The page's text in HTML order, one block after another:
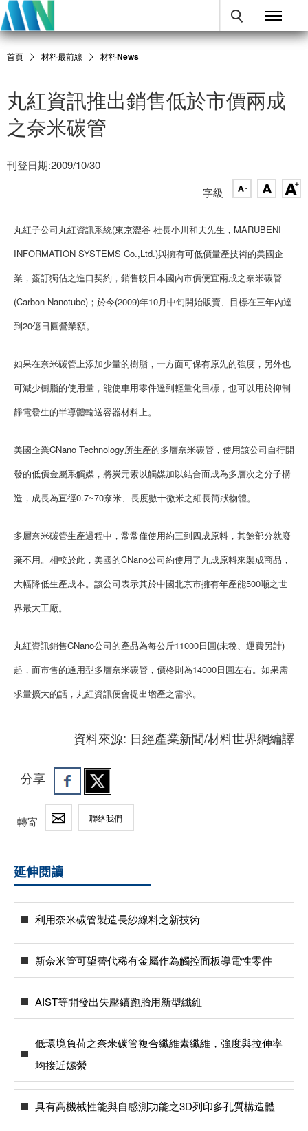
首頁 材料最前線 材料News
丸紅資訊推出銷售低於市價兩成
之奈米碳管
刊登日期:2009/10/30
字級
丸紅子公司丸紅資訊系統(東京澀谷 社長小川和夫先生，MARUBENI
INFORMATION SYSTEMS Co.,Ltd.)與擁有可低價量產技術的美國企
業，簽訂獨佔之進口契約，銷售較日本國內市價便宜兩成之奈米碳管
(Carbon Nanotube)；於今(2009)年10月中旬開始販賣、目標在三年內達
到20億日圓營業額。
如果在奈米碳管上添加少量的樹脂，一方面可保有原先的強度，另外也
可減少樹脂的使用量，能使車用零件達到輕量化目標，也可以用於抑制
靜電發生的半導體輸送容器材料上。
美國企業CNano Technology所生產的多層奈米碳管，使用該公司自行開
發的低價金屬系觸媒，將炭元素以觸媒加以結合而成為多層次之分子構
造，成長為直徑0.7~70奈米、長度數十微米之細長筒狀物體。
多層奈米碳管生產過程中，常常僅使用約三到四成原料，其餘部分就廢
棄不用。相較於此，美國的CNano公司約使用了九成原料來製成商品，
大幅降低生產成本。該公司表示其於中國北京市擁有年產能500噸之世
界最大工廠。
丸紅資訊銷售CNano公司的產品為每公斤11000日圓(未稅、運費另計)
起，而市售的通用型多層奈米碳管，價格則為14000日圓左右。如果需
求量擴大的話，丸紅資訊便會提出增產之需求。
資料來源: 日經產業新聞/材料世界網編譯
分享
轉寄 聯絡我們
延伸閱讀
利用奈米碳管製造長紗線料之新技術
新奈米管可望替代稀有金屬作為觸控面板導電性零件
AIST等開發出失壓續跑胎用新型纖維
低環境負荷之奈米碳管複合纖維素纖維，強度與拉伸率
均接近嫘縈
具有高機械性能與自感測功能之3D列印多孔質構造體